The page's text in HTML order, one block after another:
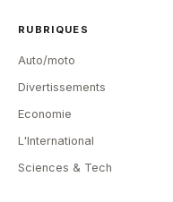
RUBRIQUES
Auto/moto
Divertissements
Economie
L'International
Sciences & Tech